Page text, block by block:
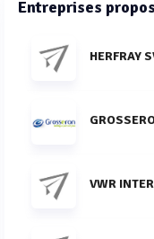
Entreprises
HERFRAY
VWR